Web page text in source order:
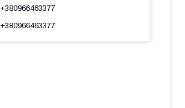
+380966463377
+380966463377